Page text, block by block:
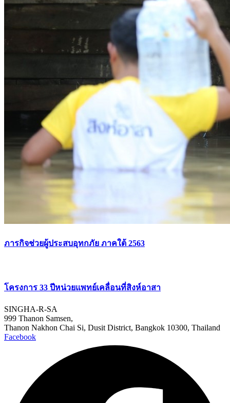
ภารกิจช่วยผู้ประสบอุทกภัย ภาคใต้ 2563
โครงการ 33 ปีหน่วยแพทย์เคลื่อนที่สิงห์อาสา
SINGHA-R-SA
999 Thanon Samsen,
Thanon Nakhon Chai Si, Dusit District, Bangkok 10300, Thailand
Facebook